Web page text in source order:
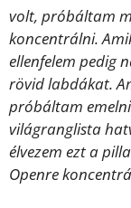
volt, próbáltam
koncentrálni.
ellenfelem pedig
rövid labdákat.
próbáltam
világranglista
élvezem ezt a
Openre